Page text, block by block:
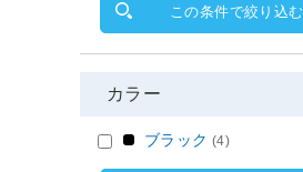
この条件で絞り込む
カラー
ブラック (4)